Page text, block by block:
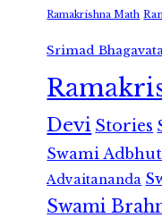
Ramakrishna Math
Srimad
Devi Stories
Swami
Advaitananda
Swami